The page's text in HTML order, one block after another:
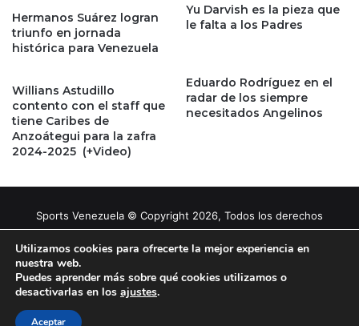
Hermanos Suárez logran
triunfo en jornada
histórica para Venezuela
Yu Darvish es la pieza que
le falta a los Padres
Willians Astudillo
contento con el staff que
tiene Caribes de
Anzoátegui para la zafra
2024-2025 (+Video)
Eduardo Rodríguez en el
radar de los siempre
necesitados Angelinos
Sports Venezuela © Copyright 2026, Todos los derechos
Facebook
X YouTubeInstagram
Utilizamos cookies para ofrecerte la mejor experiencia en
nuestra web.
Puedes aprender más sobre qué cookies utilizamos o
desactivarlas en los ajustes.
Aceptar